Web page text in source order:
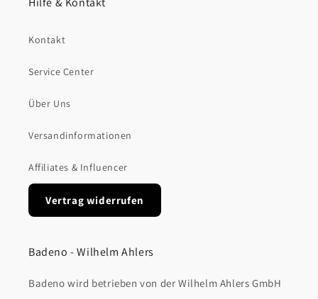
Kontakt
Service Center
Über Uns
Versandinformationen
Affiliates & Influencer
Vertrag widerrufen
Badeno - Wilhelm Ahlers
Badeno wird betrieben von der Wilhelm Ahlers GmbH